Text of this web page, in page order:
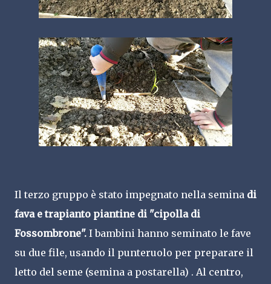
Il terzo gruppo è stato impegnato nella semina di
fava e trapianto piantine di "cipolla di
Fossombrone". I bambini hanno seminato le fave
su due file, usando il punteruolo per preparare il
letto del seme (semina a postarella) . Al centro,